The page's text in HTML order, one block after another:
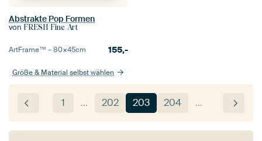
Abstrakte Pop Formen
von FRESH Fine Art
ArtFrame™ –80×45cm 155,-
Größe & Material selbst wählen
1 … 202 203 204 …